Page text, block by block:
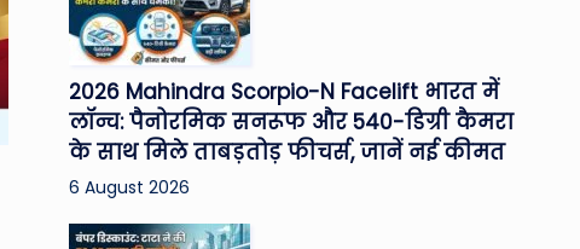
2026 Mahindra Scorpio-N Facelift भारत में
लॉन्च: पैनोरमिक सनरूफ और 540-डिग्री कैमरा
के साथ मिले ताबड़तोड़ फीचर्स, जानें नई कीमत
6 August 2026